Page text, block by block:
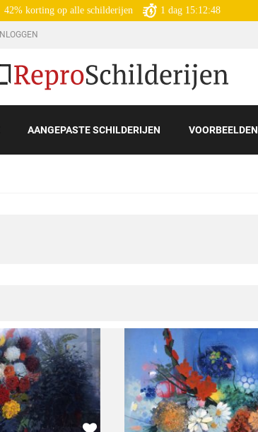
42% korting op alle schilderijen 1 dag 15:12:47
INLOGGEN
AANGEPASTE SCHILDERIJEN VOORBEELDEN